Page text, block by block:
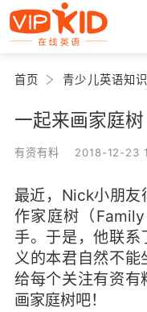
首页 青少儿英语知识
一起来画家庭
有资有料 2018-12-23
最近，Nick小朋友
作家庭树（
手。于是，他联
义的本君自然不能
给每个关注有资有
画家庭树吧！